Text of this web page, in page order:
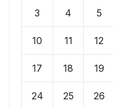
3 4 5
10 11 12
17 18 19
24 25 26